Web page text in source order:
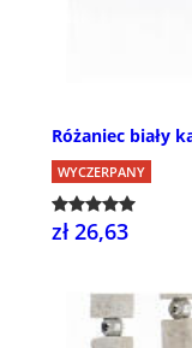
Różaniec biały
WYCZERPANY
zł 26,63